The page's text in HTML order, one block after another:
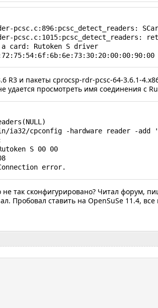
pcsc.c:896:pcsc_detect_readers:
pcsc.c:1015:pcsc_detect_readers:
card: Rutoken S driver
R3 и пакеты cprocsp-rdr-pcsc-64-3.6.1-
удается просмотреть имя соединения с
ia32/cpconfig -hardware reader -add
S 00 00
error.
не так сконфигурировано? Читал форум,
Пробовал ставить на OpenSuSe 11.4,